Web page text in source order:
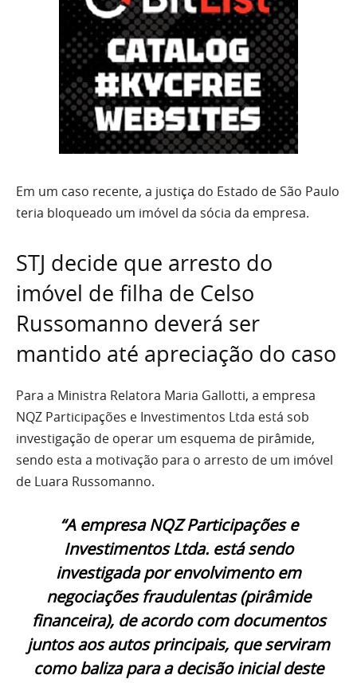
Em um caso recente, a justiça do Estado de São Paulo
teria bloqueado um imóvel da sócia da empresa.
STJ decide que arresto do
imóvel de filha de Celso
Russomanno deverá ser
mantido até apreciação do caso
Para a Ministra Relatora Maria Gallotti, a empresa
NQZ Participações e Investimentos Ltda está sob
investigação de operar um esquema de pirâmide,
sendo esta a motivação para o arresto de um imóvel
de Luara Russomanno.
“A empresa NQZ Participações e
Investimentos Ltda. está sendo
investigada por envolvimento em
negociações fraudulentas (pirâmide
financeira), de acordo com documentos
juntos aos autos principais, que serviram
como baliza para a decisão inicial deste